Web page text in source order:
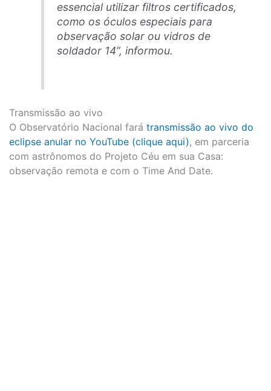
essencial utilizar filtros certificados,
como os óculos especiais para
observação solar ou vidros de
soldador 14”, informou.
Transmissão ao vivo
O Observatório Nacional fará transmissão ao vivo do
eclipse anular no YouTube (clique aqui), em parceria
com astrônomos do Projeto Céu em sua Casa:
observação remota e com o Time And Date.